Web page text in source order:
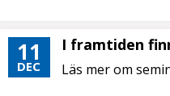
11
DEC
I framtiden
Läs mer om